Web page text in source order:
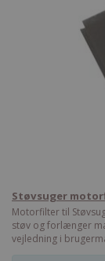
Støvsuger
Motorfilter til
støv og forlænger
vejledning i